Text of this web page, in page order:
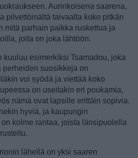
Aurinkoisena saarena,
pilvettömältä taivaalta koko pitkän
mitä parhain paikka ruskettua ja
joita on joka lähtöön.
kuuluu esimerkiksi Tsamadou, joka
perheiden suosikkeja on
voi syödä ja viettää koko
on useitakin eri poukamia,
nämä ovat lapsille erittäin sopivia.
hyviä, ja kaupungin
kolme rantaa, joista länsipuolella
lähellä on yksi saaren